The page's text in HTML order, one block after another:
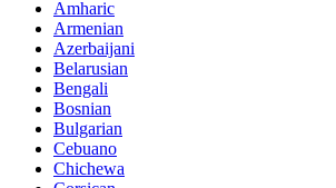
Amharic
Armenian
Azerbaijani
Belarusian
Bengali
Bosnian
Bulgarian
Cebuano
Chichewa